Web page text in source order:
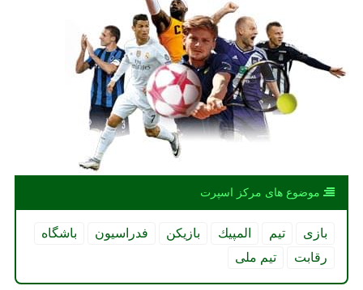
موضوع های مركز اسپرت
بازی تیم المپیك بازیكن فدراسیون
باشگاه
رقابت
تیم ملی